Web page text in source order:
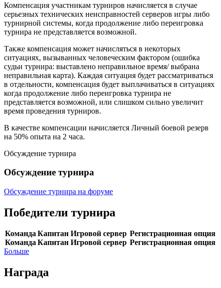
Компенсация участникам турниров начисляется в случае
серьезных технических неисправностей серверов игры либо
турнирной системы, когда продолжение либо переигровка
турнира не представляется возможной.
Также компенсация может начисляться в некоторых
ситуациях, вызыванных человеческим фактором (ошибка
судьи турнира: выставлено неправильное время/ выбрана
неправильная карта). Каждая ситуация будет рассматриваться
в отдельности, компенсация будет выплачиваться в ситуациях
когда продолжение либо переигровка турнира не
представляется возможной, или слишком сильно увеличит
время проведения турниров.
В качестве компенсации начисляется Личный боевой резерв
на 50% опыта на 2 часа.
Обсуждение турнира
Обсуждение турнира
Обсуждение турнира на форуме
Победители турнира
Команда
Команда
Капитан
Капитан
Игровой сервер
Игровой сервер
Регистрационная опция
Регистрационная опция
Больше
Награда